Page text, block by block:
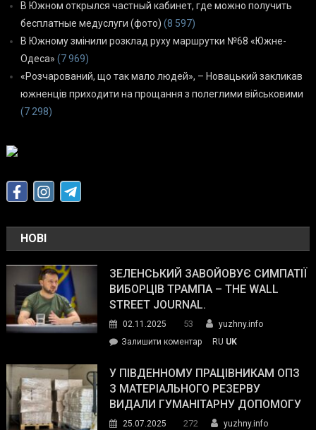
В Южном открылся частный кабинет, где можно получить
бесплатные медуслуги (фото) (8 597)
В Южному змінили розклад руху маршрутки №68 «Южне-
Одеса» (7 969)
«Розчарований, що так мало людей», – Новацький закликав
южненців приходити на прощання з полеглими військовими
(7 298)
НОВІ
ЗЕЛЕНСЬКИЙ ЗАВОЙОВУЄ СИМПАТІЇ
ВИБОРЦІВ ТРАМПА – THE WALL
STREET JOURNAL.
02.11.2025 53
yuzhny.info
Залишити коментарon
завойовує
симпатії
виборців
RU UK
У ПІВДЕННОМУ ПРАЦІВНИКАМ ОПЗ
З МАТЕРІАЛЬНОГО РЕЗЕРВУ
ВИДАЛИ ГУМАНІТАРНУ ДОПОМОГУ
25.07.2025 272
yuzhny.info